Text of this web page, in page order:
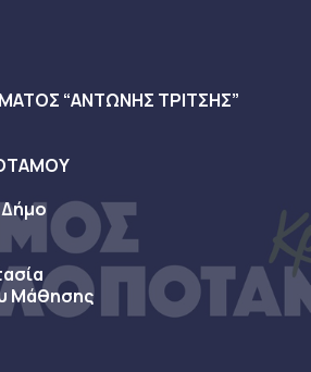
“ΑΝΤΩΝΗΣ ΤΡΙΤΣΗΣ”
Μάθησης